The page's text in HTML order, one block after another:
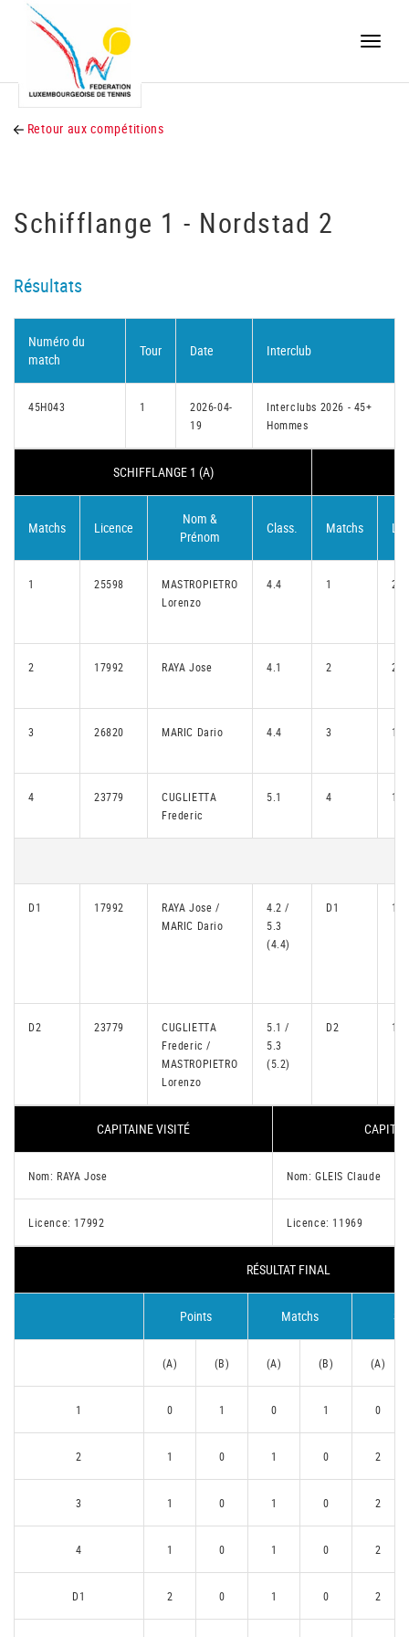
Toggle
Retour aux compétitions
Schifflange 1 - Nordstad 2
Résultats
Numéro du
match
Tour Date Interclub
45H043 1
2026-04-
19
Interclubs 2026 - 45+
Hommes
SCHIFFLANGE 1 (A)
Matchs Licence
Nom &
Prénom
Class. Matchs
1 25598
MASTROPIETRO
Lorenzo
4.4 1
2 17992 RAYA Jose 4.1 2
3 26820 MARIC Dario 4.4 3
4 23779
CUGLIETTA
Frederic
5.1 4
D1 17992
RAYA Jose /
MARIC Dario
4.2 /
5.3
(4.4)
D1
D2 23779
CUGLIETTA
Frederic /
MASTROPIETRO
Lorenzo
5.1 /
5.3
(5.2)
D2
CAPITAINE VISITÉ
Nom: RAYA Jose Nom: GLEIS Claude
Licence: 17992 Licence: 11969
RÉSULTAT FINAL
Points Matchs
(A) (B) (A) (B) (A)
1 0 1 0 1 0
2 1 0 1 0 2
3 1 0 1 0 2
4 1 0 1 0 2
D1 2 0 1 0 2